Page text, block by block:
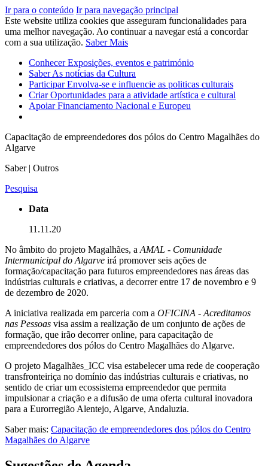
Ir para o conteúdo Ir para navegação principal
Este website utiliza cookies que asseguram funcionalidades para
uma melhor navegação. Ao continuar a navegar está a concordar
com a sua utilização. Saber Mais
ConhecerExposições, eventos e património
SaberAs notícias da Cultura
ParticiparEnvolva-se e influencie as politicas culturais
CriarOportunidades para a atividade artística e cultural
ApoiarFinanciamento Nacional e Europeu
Capacitação de empreendedores dos pólos do Centro Magalhães do
Algarve
Saber | Outros
Pesquisa
Data
11.11.20
No âmbito do projeto Magalhães, a AMAL - Comunidade
Intermunicipal do Algarve irá promover seis ações de
formação/capacitação para futuros empreendedores nas áreas das
indústrias culturais e criativas, a decorrer entre 17 de novembro e 9
de dezembro de 2020.
A iniciativa realizada em parceria com a OFICINA - Acreditamos
nas Pessoas visa assim a realização de um conjunto de ações de
formação, que irão decorrer online, para capacitação de
empreendedores dos pólos do Centro Magalhães do Algarve.
O projeto Magalhães_ICC visa estabelecer uma rede de cooperação
transfronteiriça no domínio das indústrias culturais e criativas, no
sentido de criar um ecossistema empreendedor que permita
impulsionar a criação e a difusão de uma oferta cultural inovadora
para a Eurorregião Alentejo, Algarve, Andaluzia.
Saber mais: Capacitação de empreendedores dos pólos do Centro
Magalhães do Algarve